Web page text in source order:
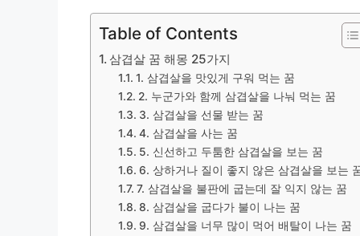
Table of Contents
삼겹살 꿈 해몽 25가지
1. 삼겹살을 맛있게 구워 먹는 꿈
2. 누군가와 함께 삼겹살을 나눠 먹는 꿈
3. 삼겹살을 선물 받는 꿈
4. 삼겹살을 사는 꿈
5. 신선하고 두툼한 삼겹살을 보는 꿈
6. 상하거나 질이 좋지 않은 삼겹살을 보는
7. 삼겹살을 불판에 굽는데 잘 익지 않는 꿈
8. 삼겹살을 굽다가 불이 나는 꿈
9. 삼겹살을 너무 많이 먹어 배탈이 나는 꿈